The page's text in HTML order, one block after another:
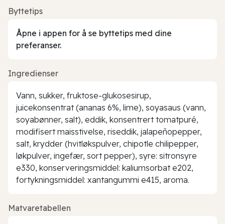
Byttetips
Åpne i appen for å se byttetips med dine
preferanser.
Ingredienser
Vann, sukker, fruktose-glukosesirup,
juicekonsentrat (ananas 6%, lime), soyasaus (vann,
soyabønner, salt), eddik, konsentrert tomatpuré,
modifisert maisstivelse, riseddik, jalapeñopepper,
salt, krydder (hvitløkspulver, chipotle chilipepper,
løkpulver, ingefær, sort pepper), syre: sitronsyre
e330, konserveringsmiddel: kaliumsorbat e202,
fortykningsmiddel: xantangummi e415, aroma.
Matvaretabellen